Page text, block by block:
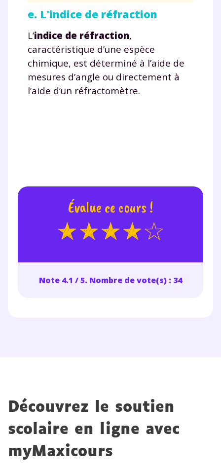
e. L'indice de réfraction
L’indice de réfraction,
caractéristique d’une espèce
chimique, est déterminé à l’aide de
mesures d’angle ou directement à
l’aide d’un réfractomètre.
Évalue ce cours !
Note 4.1 / 5. Nombre de vote(s) : 34
Découvrez le soutien
scolaire en ligne avec
myMaxicours